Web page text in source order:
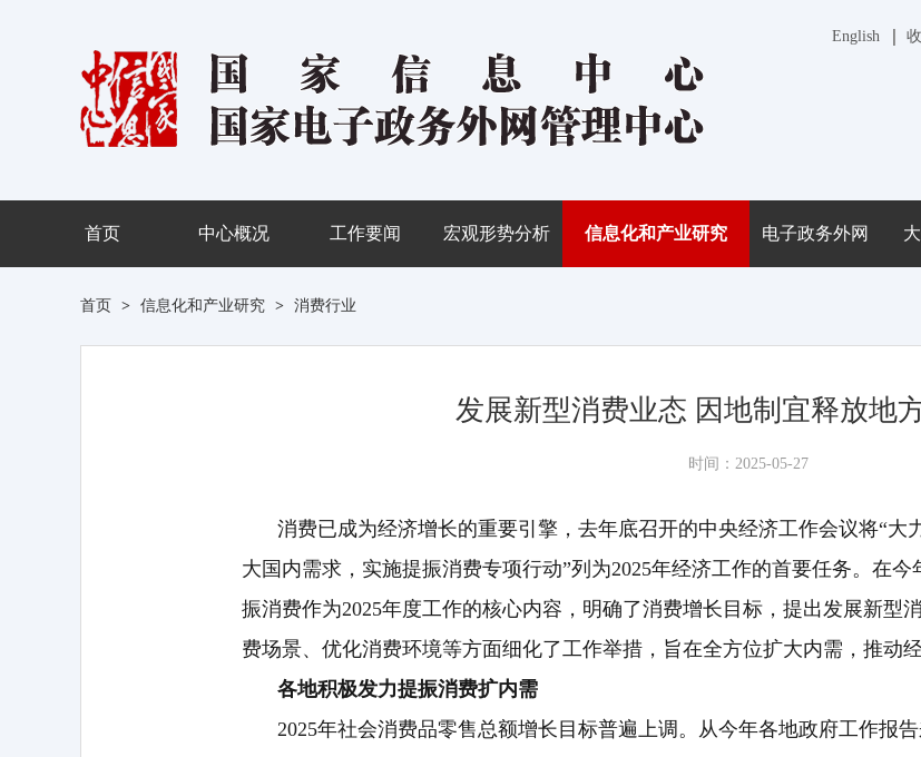
English
首页 中心概况 工作要闻 宏观形势分析 信息化和产业研究 电子政务外网
首页 > 信息化和产业研究 > 消费行业
发展新型消费业态 因地制宜释放地
时间：2025-05-27
消费已成为经济增长的重要引擎，去年底召开的中央经济工作会议将“大
大国内需求，实施提振消费专项行动”列为2025年经济工作的首要任务。在
振消费作为2025年度工作的核心内容，明确了消费增长目标，提出发展新型
费场景、优化消费环境等方面细化了工作举措，旨在全方位扩大内需，推动
各地积极发力提振消费扩内需
2025年社会消费品零售总额增长目标普遍上调。从今年各地政府工作报